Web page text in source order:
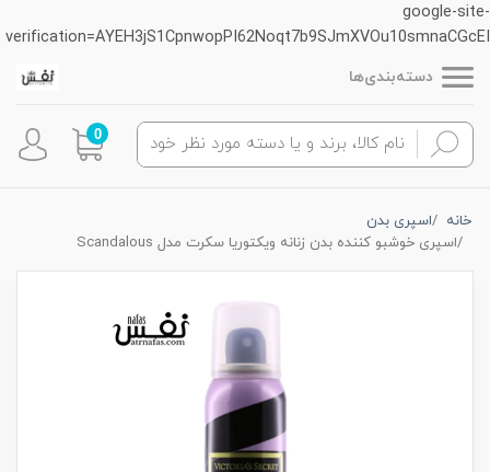
google-site-
verification=AYEH3jS1CpnwopPI62Noqt7b9SJmXVOu10smnaCGcEI
دسته‌بندی‌ها
0
خانه
اسپری بدن
اسپری خوشبو کننده بدن زنانه ویکتوریا سکرت مدل Scandalous